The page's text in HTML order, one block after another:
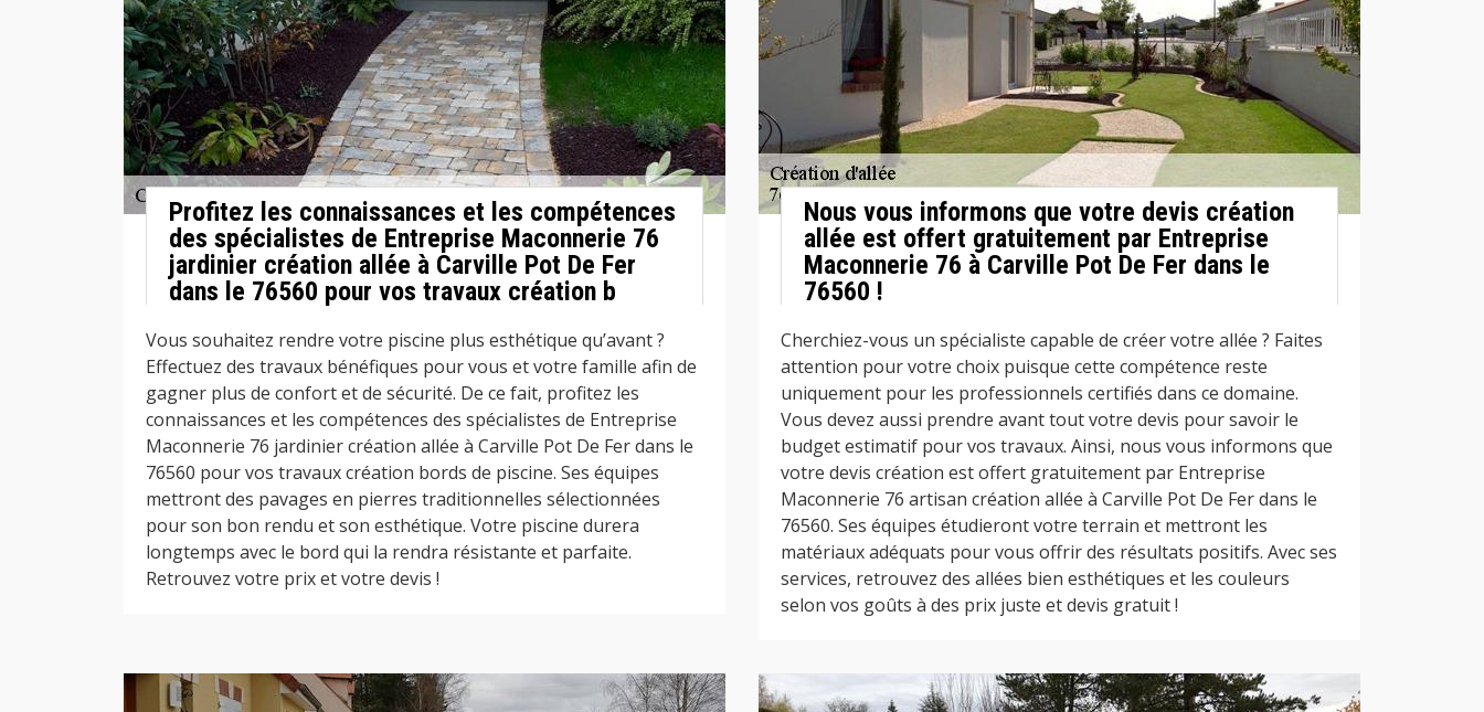
Profitez les connaissances et les compétences
des spécialistes de Entreprise Maconnerie 76
jardinier création allée à Carville Pot De Fer
dans le 76560 pour vos travaux création b
Vous souhaitez rendre votre piscine plus esthétique qu’avant ?
Effectuez des travaux bénéfiques pour vous et votre famille afin de
gagner plus de confort et de sécurité. De ce fait, profitez les
connaissances et les compétences des spécialistes de Entreprise
Maconnerie 76 jardinier création allée à Carville Pot De Fer dans le
76560 pour vos travaux création bords de piscine. Ses équipes
mettront des pavages en pierres traditionnelles sélectionnées
pour son bon rendu et son esthétique. Votre piscine durera
longtemps avec le bord qui la rendra résistante et parfaite.
Retrouvez votre prix et votre devis !
Nous vous informons que votre devis création
allée est offert gratuitement par Entreprise
Maconnerie 76 à Carville Pot De Fer dans le
76560 !
Cherchiez-vous un spécialiste capable de créer votre allée ? Faites
attention pour votre choix puisque cette compétence reste
uniquement pour les professionnels certifiés dans ce domaine.
Vous devez aussi prendre avant tout votre devis pour savoir le
budget estimatif pour vos travaux. Ainsi, nous vous informons que
votre devis création est offert gratuitement par Entreprise
Maconnerie 76 artisan création allée à Carville Pot De Fer dans le
76560. Ses équipes étudieront votre terrain et mettront les
matériaux adéquats pour vous offrir des résultats positifs. Avec ses
services, retrouvez des allées bien esthétiques et les couleurs
selon vos goûts à des prix juste et devis gratuit !